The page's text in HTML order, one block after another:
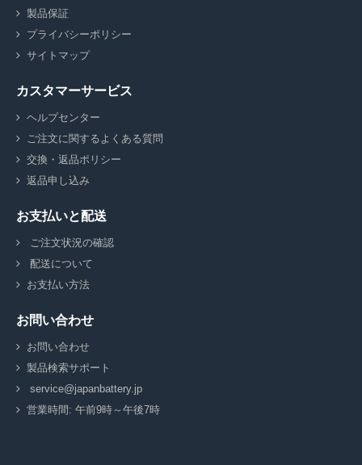
製品保証
プライバシーポリシー
サイトマップ
カスタマーサービス
ヘルプセンター
ご注文に関するよくある質問
交換・返品ポリシー
返品申し込み
お支払いと配送
ご注文状況の確認
配送について
お支払い方法
お問い合わせ
お問い合わせ
製品検索サポート
service@japanbattery.jp
営業時間: 午前9時～午後7時